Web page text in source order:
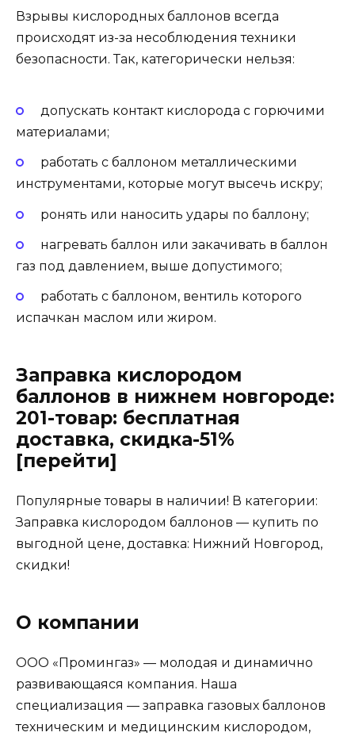
Взрывы кислородных баллонов всегда
происходят из-за несоблюдения техники
безопасности. Так, категорически нельзя:
допускать контакт кислорода с горючими
материалами;
работать с баллоном металлическими
инструментами, которые могут высечь искру;
ронять или наносить удары по баллону;
нагревать баллон или закачивать в баллон
газ под давлением, выше допустимого;
работать с баллоном, вентиль которого
испачкан маслом или жиром.
Заправка кислородом
баллонов в нижнем новгороде:
201-товар: бесплатная
доставка, скидка-51%
[перейти]
Популярные товары в наличии! В категории:
Заправка кислородом баллонов — купить по
выгодной цене, доставка: Нижний Новгород,
скидки!
О компании
ООО «Промингаз» — молодая и динамично
развивающаяся компания. Наша
специализация — заправка газовых баллонов
техническим и медицинским кислородом,